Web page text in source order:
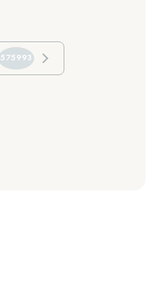
575993